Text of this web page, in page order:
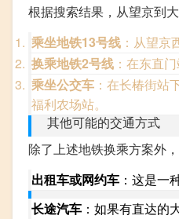
根据搜索结果，从望京到
乘坐地铁13号线 ：从望
换乘地铁2号线 ：在东直
乘坐公交车 ：在长椿街
福利农场站。
其他可能的交通方式
除了上述地铁换乘方案外
出租车或网约车 ：这是一
长途汽车 ：如果有直达的